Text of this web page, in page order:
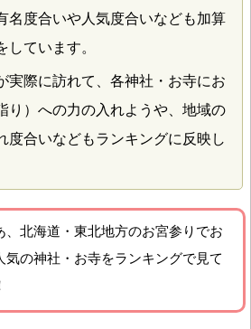
名度合いや人気度合いなども加算
しています。
実際に訪れて、各神社・お寺にお
り）への力の入れようや、地域の
度合いなどもランキングに反映し
、北海道・東北地方のお宮参りでお
気の神社・お寺をランキングで見て